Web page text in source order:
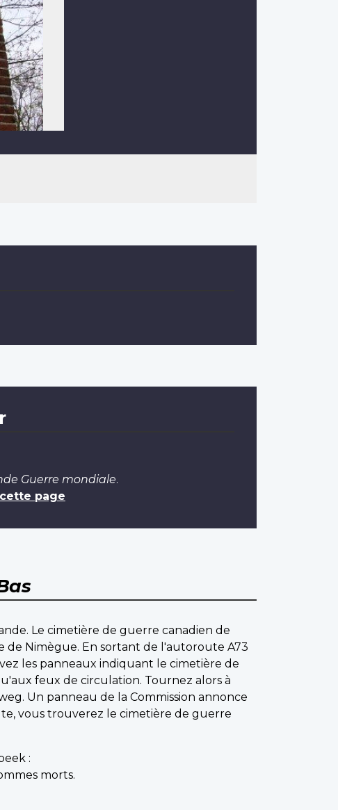
Guerre mondiale.
page
Le cimetière de guerre canadien de
de Nimègue. En sortant de l'autoroute A73
les panneaux indiquant le cimetière de
feux de circulation. Tournez alors à
Un panneau de la Commission annonce
vous trouverez le cimetière de guerre
:
morts.